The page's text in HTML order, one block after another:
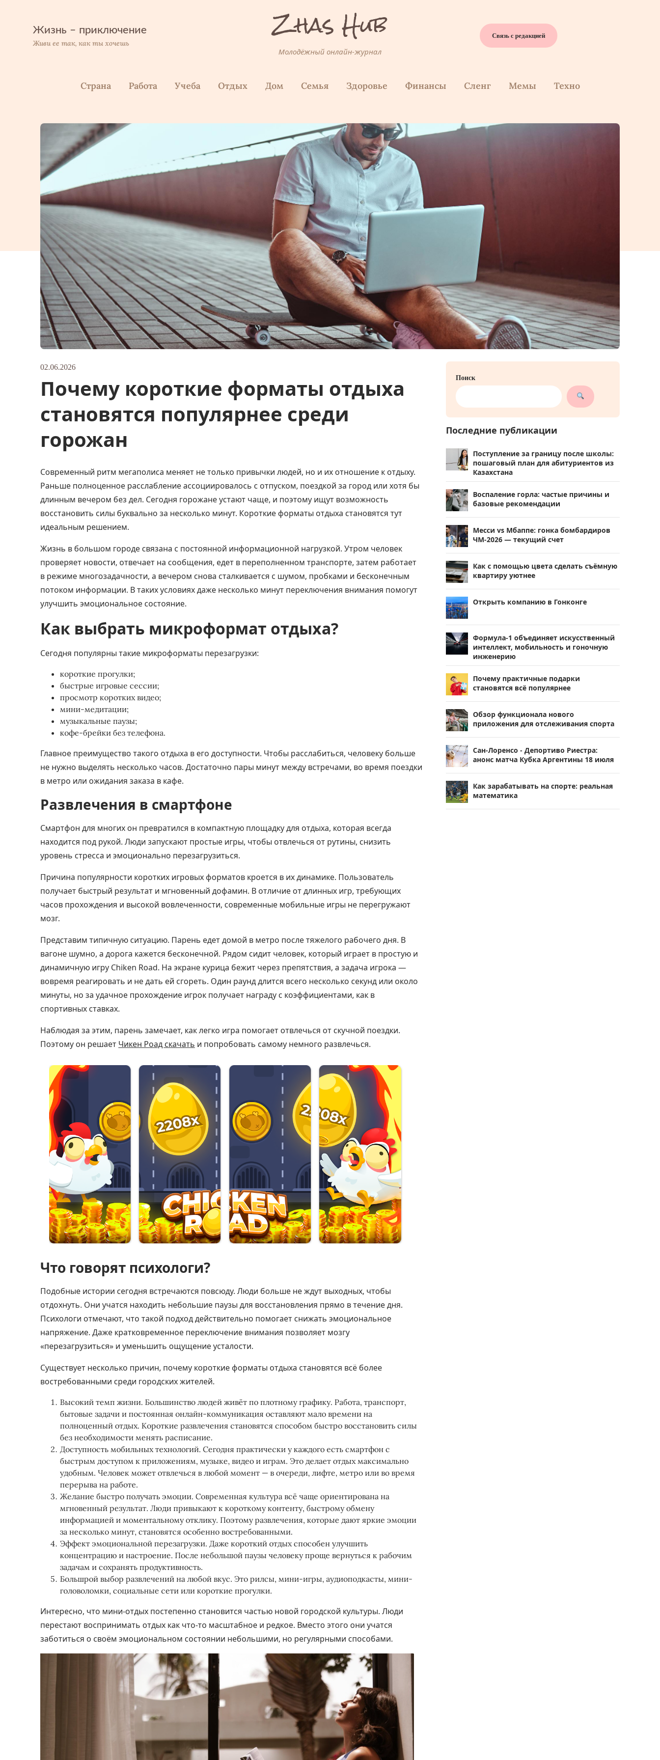
содержимомуЖизнь – приключение
Живи ее так, как ты хочешь Zhas Hub
Молодёжный онлайн-журнал
Связь с редакцией
Страна Работа Учеба Отдых Дом Семья Здоровье Финанcы Сленг Мемы Техно
02.06.2026
Почему короткие форматы отдыха
становятся популярнее среди
горожан
Современный ритм мегаполиса меняет не только привычки людей, но и их отношение к отдыху.
Раньше полноценное расслабление ассоциировалось с отпуском, поездкой за город или хотя бы
длинным вечером без дел. Сегодня горожане устают чаще, и поэтому ищут возможность
восстановить силы буквально за несколько минут. Короткие форматы отдыха становятся тут
идеальным решением.
Жизнь в большом городе связана с постоянной информационной нагрузкой. Утром человек
проверяет новости, отвечает на сообщения, едет в переполненном транспорте, затем работает
в режиме многозадачности, а вечером снова сталкивается с шумом, пробками и бесконечным
потоком информации. В таких условиях даже несколько минут переключения внимания помогут
улучшить эмоциональное состояние.
Как выбрать микроформат отдыха?
Сегодня популярны такие микроформаты перезагрузки:
короткие прогулки;
быстрые игровые сессии;
просмотр коротких видео;
мини-медитации;
музыкальные паузы;
кофе-брейки без телефона.
Главное преимущество такого отдыха в его доступности. Чтобы расслабиться, человеку больше
не нужно выделять несколько часов. Достаточно пары минут между встречами, во время поездки
в метро или ожидания заказа в кафе.
Развлечения в смартфоне
Смартфон для многих он превратился в компактную площадку для отдыха, которая всегда
находится под рукой. Люди запускают простые игры, чтобы отвлечься от рутины, снизить
уровень стресса и эмоционально перезагрузиться.
Причина популярности коротких игровых форматов кроется в их динамике. Пользователь
получает быстрый результат и мгновенный дофамин. В отличие от длинных игр, требующих
часов прохождения и высокой вовлеченности, современные мобильные игры не перегружают
мозг.
Представим типичную ситуацию. Парень едет домой в метро после тяжелого рабочего дня. В
вагоне шумно, а дорога кажется бесконечной. Рядом сидит человек, который играет в простую и
динамичную игру Chiken Road. На экране курица бежит через препятствия, а задача игрока —
вовремя реагировать и не дать ей сгореть. Один раунд длится всего несколько секунд или около
минуты, но за удачное прохождение игрок получает награду с коэффициентами, как в
спортивных ставках.
Наблюдая за этим, парень замечает, как легко игра помогает отвлечься от скучной поездки.
Поэтому он решает Чикен Роад скачать и попробовать самому немного развлечься.
Что говорят психологи?
Подобные истории сегодня встречаются повсюду. Люди больше не ждут выходных, чтобы
отдохнуть. Они учатся находить небольшие паузы для восстановления прямо в течение дня.
Психологи отмечают, что такой подход действительно помогает снижать эмоциональное
напряжение. Даже кратковременное переключение внимания позволяет мозгу
«перезагрузиться» и уменьшить ощущение усталости.
Существует несколько причин, почему короткие форматы отдыха становятся всё более
востребованными среди городских жителей.
Высокий темп жизни. Большинство людей живёт по плотному графику. Работа, транспорт,
бытовые задачи и постоянная онлайн-коммуникация оставляют мало времени на
полноценный отдых. Короткие развлечения становятся способом быстро восстановить силы
без необходимости менять расписание.
Доступность мобильных технологий. Сегодня практически у каждого есть смартфон с
быстрым доступом к приложениям, музыке, видео и играм. Это делает отдых максимально
удобным. Человек может отвлечься в любой момент — в очереди, лифте, метро или во время
перерыва на работе.
Желание быстро получать эмоции. Современная культура всё чаще ориентирована на
мгновенный результат. Люди привыкают к короткому контенту, быстрому обмену
информацией и моментальному отклику. Поэтому развлечения, которые дают яркие эмоции
за несколько минут, становятся особенно востребованными.
Эффект эмоциональной перезагрузки. Даже короткий отдых способен улучшить
концентрацию и настроение. После небольшой паузы человеку проще вернуться к рабочим
задачам и сохранять продуктивность.
Большрой выбор развлечений на любой вкус. Это рилсы, мини-игры, аудиоподкасты, мини-
головоломки, социальные сети или короткие прогулки.
Интересно, что мини-отдых постепенно становится частью новой городской культуры. Люди
перестают воспринимать отдых как что-то масштабное и редкое. Вместо этого они учатся
заботиться о своём эмоциональном состоянии небольшими, но регулярными способами.
Поиск
Последние публикации
Поступление за границу после школы:
пошаговый план для абитуриентов из
Казахстана
Воспаление горла: частые причины и
базовые рекомендации
Месси vs Мбаппе: гонка бомбардиров
ЧМ-2026 — текущий счет
Как с помощью цвета сделать съёмную
квартиру уютнее
Открыть компанию в Гонконге
Формула-1 объединяет искусственный
интеллект, мобильность и гоночную
инженерию
Почему практичные подарки
становятся всё популярнее
Обзор функционала нового
приложения для отслеживания спорта
Сан-Лоренсо - Депортиво Риестра:
анонс матча Кубка Аргентины 18 июля
Как зарабатывать на спорте: реальная
математика